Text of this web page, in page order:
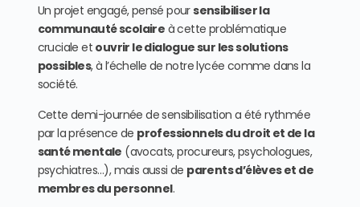
Un projet engagé, pensé poursensibiliser la
communauté scolaire à cette problématique
cruciale et ouvrir le dialogue sur les solutions
possibles, à l’échelle de notre lycée comme dans la
société.
Cette demi-journée de sensibilisation a été rythmée
par la présence de professionnels du droit et de la
santé mentale (avocats, procureurs, psychologues,
psychiatres…), mais aussi de parents d’élèves et de
membres du personnel.